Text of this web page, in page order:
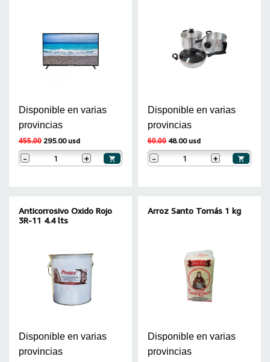
Disponible en varias
provincias
455.00 295.00 usd
- +
Disponible en varias
provincias
60.00 48.00 usd
- +
Anticorrosivo Oxido Rojo
3R-11 4.4 lts
Disponible en varias
provincias
Arroz Santo Tomás 1 kg
Disponible en varias
provincias